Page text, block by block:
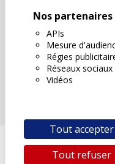
Nos partenaires
APIs
Mesure
Régies
Réseaux sociaux
Vidéos
Tout accepter
Tout refuser
Rappel
Partenariats/
Liens utiles
Contact
Plan du site